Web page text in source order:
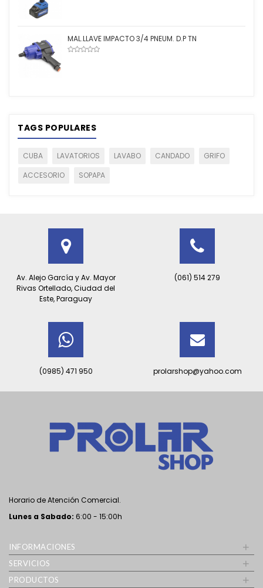
MAL.LLAVE IMPACTO 3/4 PNEUM. D.P TN
TAGS POPULARES
CUBA LAVATORIOS LAVABO CANDADO
GRIFO
ACCESORIO
SOPAPA
Av. Alejo García y Av. Mayor
Rivas Ortellado, Ciudad del
Este, Paraguay
(061) 514 279
(0985) 471 950 prolarshop@yahoo.com
Horario de Atención Comercial.
Lunes a Sabado: 6:00 - 15:00h
INFORMACIONES +
SERVICIOS +
PRODUCTOS +